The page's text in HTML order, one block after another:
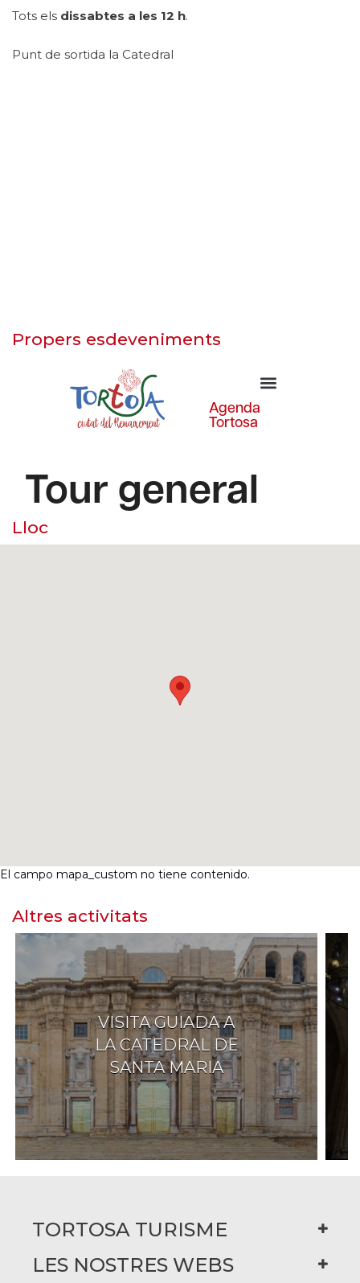
Tots els dissabtes a les 12 h.
Punt de sortida la Catedral
Propers esdeveniments
Lloc
El campo mapa_custom no tiene contenido.
Altres activitats
VISITA GUIADA A
LA CATEDRAL DE
SANTA MARIA
TORTOSA TURISME
LES NOSTRES WEBS